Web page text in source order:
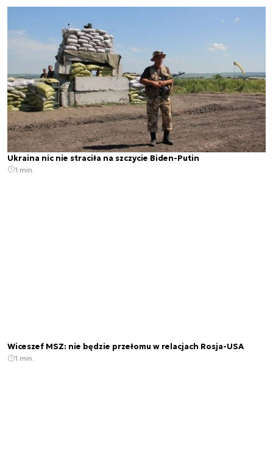
Ukraina nic nie straciła na szczycie Biden-Putin
1 min.
Wiceszef MSZ: nie będzie przełomu w relacjach Rosja-USA
1 min.